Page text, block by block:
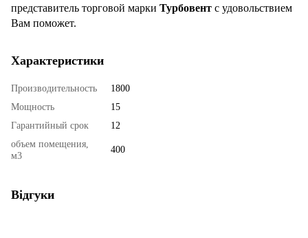
представитель торговой марки Турбовент с удовольствием
Вам поможет.
Характеристики
Производительность
1800
Мощность
15
Гарантийный срок
12
объем помещения,
м3
400
Відгуки